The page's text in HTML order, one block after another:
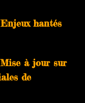
hantés
à jour sur
de